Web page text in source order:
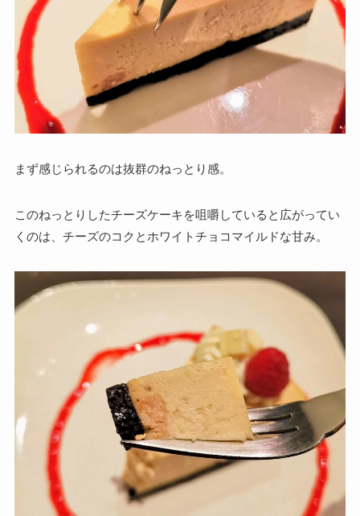
まず感じられるのは抜群のねっとり感。
このねっとりしたチーズケーキを咀嚼していると広がってい
くのは、チーズのコクとホワイトチョコマイルドな甘み。